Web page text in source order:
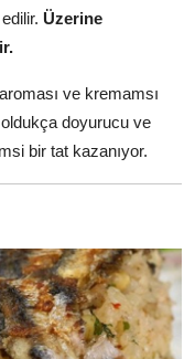
Üzerine
ve kremamsı
doyurucu ve
bir tat kazanıyor.